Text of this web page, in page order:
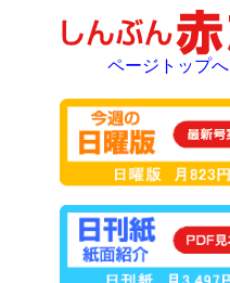
ページトップへ